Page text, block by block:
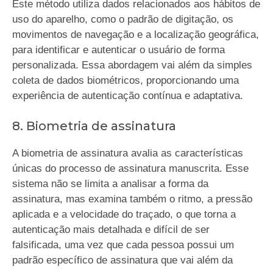
Este método utiliza dados relacionados aos hábitos de
uso do aparelho, como o padrão de digitação, os
movimentos de navegação e a localização geográfica,
para identificar e autenticar o usuário de forma
personalizada. Essa abordagem vai além da simples
coleta de dados biométricos, proporcionando uma
experiência de autenticação contínua e adaptativa.
8. Biometria de assinatura
A biometria de assinatura avalia as características
únicas do processo de assinatura manuscrita. Esse
sistema não se limita a analisar a forma da
assinatura, mas examina também o ritmo, a pressão
aplicada e a velocidade do traçado, o que torna a
autenticação mais detalhada e difícil de ser
falsificada, uma vez que cada pessoa possui um
padrão específico de assinatura que vai além da